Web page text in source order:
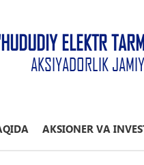
ELEKTR
AKSIYADORLIK
AKSIONER VA